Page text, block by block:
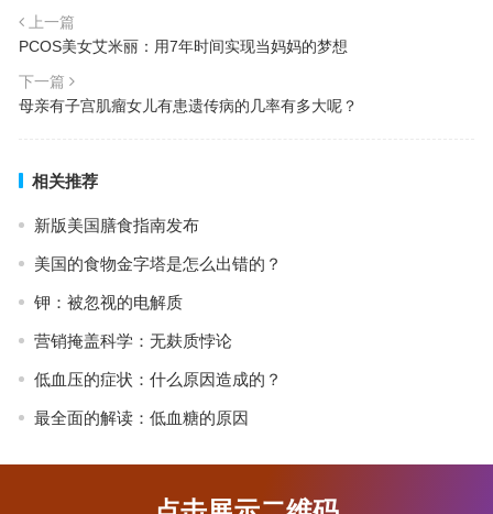
上一篇
PCOS美女艾米丽：用7年时间实现当妈妈的梦想
下一篇
母亲有子宫肌瘤女儿有患遗传病的几率有多大呢？
相关推荐
新版美国膳食指南发布
美国的食物金字塔是怎么出错的？
钾：被忽视的电解质
营销掩盖科学：无麸质悖论
低血压的症状：什么原因造成的？
最全面的解读：低血糖的原因